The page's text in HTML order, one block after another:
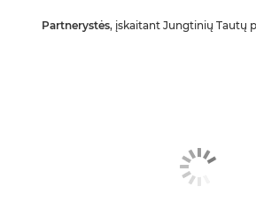
Partnerystės, įskaitant Jungtinių Tautų